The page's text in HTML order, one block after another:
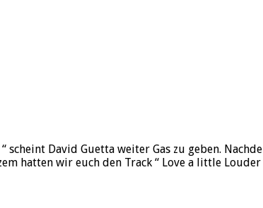
scheint David Guetta weiter Gas zu geben.
hatten wir euch den Track “ Love a little